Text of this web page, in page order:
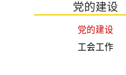
党的建设
党的建设
工会工作